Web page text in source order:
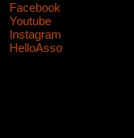
Facebook
Youtube
Instagram
HelloAsso